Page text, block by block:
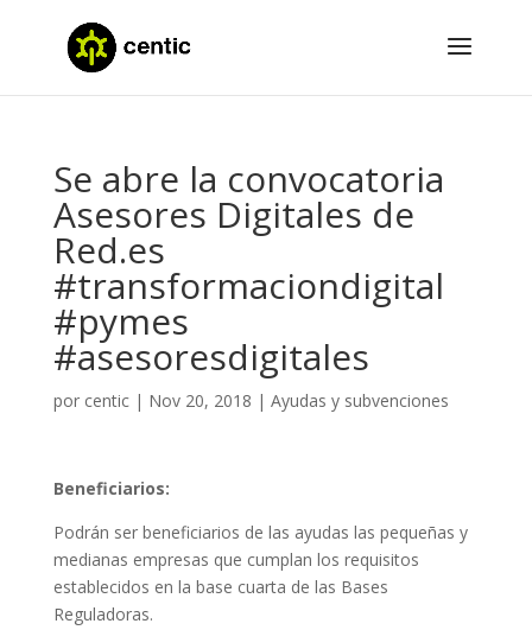
Se abre la convocatoria
Asesores Digitales de
Red.es
#transformaciondigital
#pymes
#asesoresdigitales
por centic| Nov 20, 2018 | Ayudas y subvenciones
Beneficiarios:
Podrán ser beneficiarios de las ayudas las pequeñas y
medianas empresas que cumplan los requisitos
establecidos en la base cuarta de las Bases
Reguladoras.